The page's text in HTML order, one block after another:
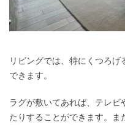
リビングでは、特にくつろ
できます。
ラグが敷いてあれば、テレビ
たりすることができます。ま